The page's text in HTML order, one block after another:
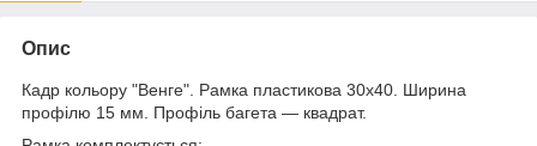
Опис
Кадр кольору "Венге". Рамка пластикова 30х40. Ширина
профілю 15 мм. Профіль багета ― квадрат.